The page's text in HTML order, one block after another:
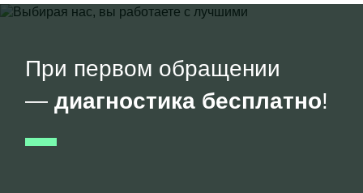
При первом обращении
— диагностика бесплатно!